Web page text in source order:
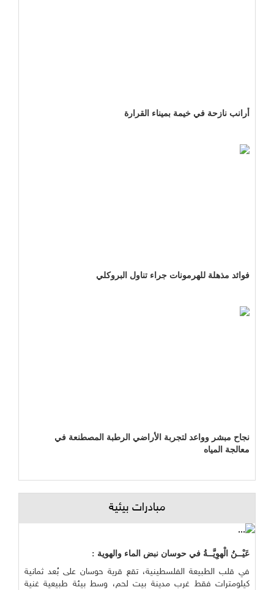
أرانب نازحة في خيمة بميناء القرارة
فوائد مذهلة للهرمونات جراء تناول البروكلي
نجاح مبشر وواعد لتجربة الأراضي الرطبة المصطنعة في
معالجة المياه
مبادرات بيئية
عَيْــنُ الْهوِيَّــةُ في حوسان نبض الماء والهوية :
في قلب الطبيعة الفلسطينية، تقع قرية حوسان على بُعد ثمانية
كيلومترات فقط غرب مدينة بيت لحم، وسط بيئة طبيعية غنية